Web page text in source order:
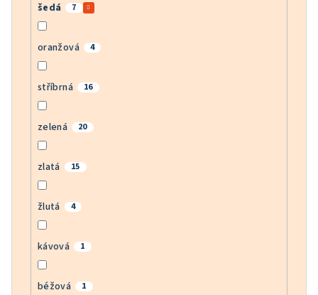
šedá 7
oranžová 4
stříbrná 16
zelená 20
zlatá 15
žlutá 4
kávová 1
béžová 1